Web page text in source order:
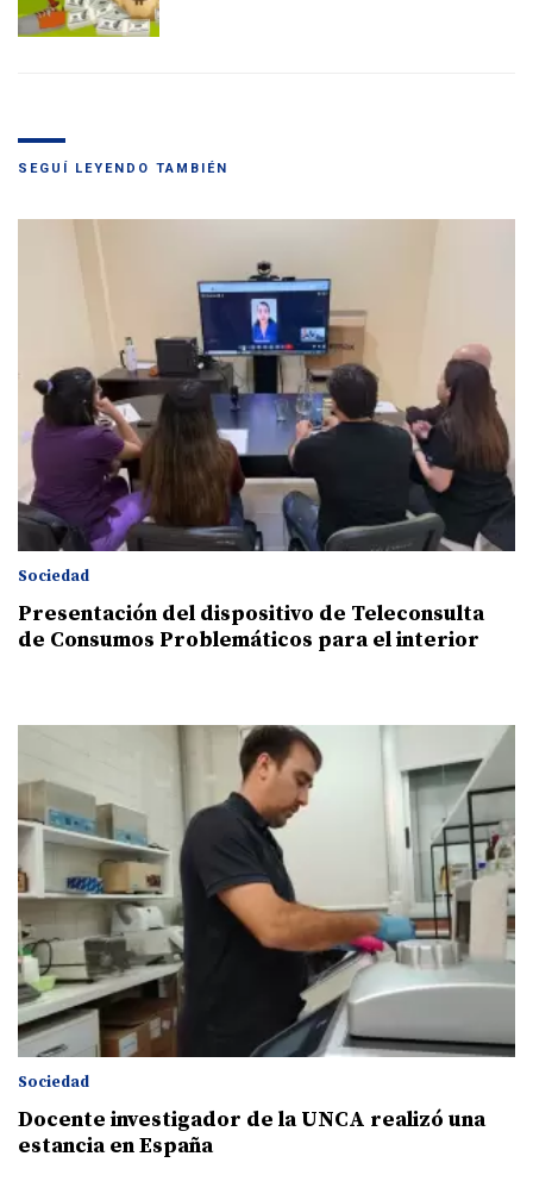
SEGUÍ LEYENDO TAMBIÉN
Sociedad
Presentación del dispositivo de Teleconsulta
de Consumos Problemáticos para el interior
Sociedad
Docente investigador de la UNCA realizó una
estancia en España